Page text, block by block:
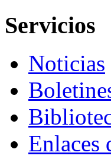
Servicios
Noticias
Enlaces